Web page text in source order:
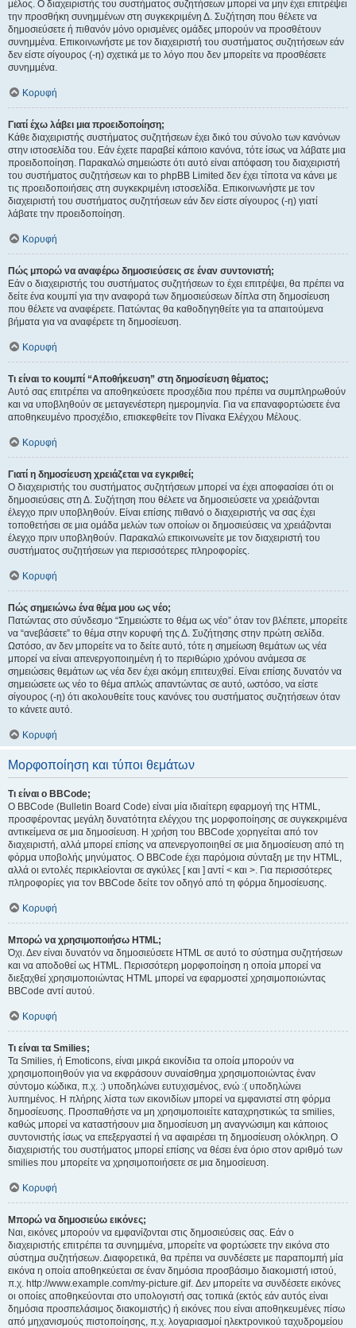
μέλος. Ο διαχειριστής του συστήματος συζητήσεων μπορεί να μην έχει επιτρέψει
την προσθήκη συνημμένων στη συγκεκριμένη Δ. Συζήτηση που θέλετε να
δημοσιεύσετε ή πιθανόν μόνο ορισμένες ομάδες μπορούν να προσθέτουν
συνημμένα. Επικοινωνήστε με τον διαχειριστή του συστήματος συζητήσεων εάν
δεν είστε σίγουρος (-η) σχετικά με το λόγο που δεν μπορείτε να προσθέσετε
συνημμένα.
Κορυφή
Γιατί έχω λάβει μια προειδοποίηση;
Κάθε διαχειριστής συστήματος συζητήσεων έχει δικό του σύνολο των κανόνων
στην ιστοσελίδα του. Εάν έχετε παραβεί κάποιο κανόνα, τότε ίσως να λάβατε μια
προειδοποίηση. Παρακαλώ σημειώστε ότι αυτό είναι απόφαση του διαχειριστή
του συστήματος συζητήσεων και το phpBB Limited δεν έχει τίποτα να κάνει με
τις προειδοποιήσεις στη συγκεκριμένη ιστοσελίδα. Επικοινωνήστε με τον
διαχειριστή του συστήματος συζητήσεων εάν δεν είστε σίγουρος (-η) γιατί
λάβατε την προειδοποίηση.
Κορυφή
Πώς μπορώ να αναφέρω δημοσιεύσεις σε έναν συντονιστή;
Εάν ο διαχειριστής του συστήματος συζητήσεων το έχει επιτρέψει, θα πρέπει να
δείτε ένα κουμπί για την αναφορά των δημοσιεύσεων δίπλα στη δημοσίευση
που θέλετε να αναφέρετε. Πατώντας θα καθοδηγηθείτε για τα απαιτούμενα
βήματα για να αναφέρετε τη δημοσίευση.
Κορυφή
Τι είναι το κουμπί “Αποθήκευση” στη δημοσίευση θέματος;
Αυτό σας επιτρέπει να αποθηκεύσετε προσχέδια που πρέπει να συμπληρωθούν
και να υποβληθούν σε μεταγενέστερη ημερομηνία. Για να επαναφορτώσετε ένα
αποθηκευμένο προσχέδιο, επισκεφθείτε τον Πίνακα Ελέγχου Μέλους.
Κορυφή
Γιατί η δημοσίευση χρειάζεται να εγκριθεί;
Ο διαχειριστής του συστήματος συζητήσεων μπορεί να έχει αποφασίσει ότι οι
δημοσιεύσεις στη Δ. Συζήτηση που θέλετε να δημοσιεύσετε να χρειάζονται
έλεγχο πριν υποβληθούν. Είναι επίσης πιθανό ο διαχειριστής να σας έχει
τοποθετήσει σε μια ομάδα μελών των οποίων οι δημοσιεύσεις να χρειάζονται
έλεγχο πριν υποβληθούν. Παρακαλώ επικοινωνείτε με τον διαχειριστή του
συστήματος συζητήσεων για περισσότερες πληροφορίες.
Κορυφή
Πώς σημειώνω ένα θέμα μου ως νέο;
Πατώντας στο σύνδεσμο “Σημειώστε το θέμα ως νέο” όταν τον βλέπετε, μπορείτε
να “ανεβάσετε” το θέμα στην κορυφή της Δ. Συζήτησης στην πρώτη σελίδα.
Ωστόσο, αν δεν μπορείτε να το δείτε αυτό, τότε η σημείωση θεμάτων ως νέα
μπορεί να είναι απενεργοποιημένη ή το περιθώριο χρόνου ανάμεσα σε
σημειώσεις θεμάτων ως νέα δεν έχει ακόμη επιτευχθεί. Είναι επίσης δυνατόν να
σημειώσετε ως νέο το θέμα απλώς απαντώντας σε αυτό, ωστόσο, να είστε
σίγουρος (-η) ότι ακολουθείτε τους κανόνες του συστήματος συζητήσεων όταν
το κάνετε αυτό.
Κορυφή
Μορφοποίηση και τύποι θεμάτων
Τι είναι ο BBCode;
Ο BBCode (Bulletin Board Code) είναι μία ιδιαίτερη εφαρμογή της HTML,
προσφέροντας μεγάλη δυνατότητα ελέγχου της μορφοποίησης σε συγκεκριμένα
αντικείμενα σε μια δημοσίευση. Η χρήση του BBCode χορηγείται από τον
διαχειριστή, αλλά μπορεί επίσης να απενεργοποιηθεί σε μια δημοσίευση από τη
φόρμα υποβολής μηνύματος. Ο BBCode έχει παρόμοια σύνταξη με την HTML,
αλλά οι εντολές περικλείονται σε αγκύλες [ και ] αντί < και >. Για περισσότερες
πληροφορίες για τον BBCode δείτε τον οδηγό από τη φόρμα δημοσίευσης.
Κορυφή
Μπορώ να χρησιμοποιήσω HTML;
Όχι. Δεν είναι δυνατόν να δημοσιεύσετε HTML σε αυτό το σύστημα συζητήσεων
και να αποδοθεί ως HTML. Περισσότερη μορφοποίηση η οποία μπορεί να
διεξαχθεί χρησιμοποιώντας HTML μπορεί να εφαρμοστεί χρησιμοποιώντας
BBCode αντί αυτού.
Κορυφή
Τι είναι τα Smilies;
Τα Smilies, ή Emoticons, είναι μικρά εικονίδια τα οποία μπορούν να
χρησιμοποιηθούν για να εκφράσουν συναίσθημα χρησιμοποιώντας έναν
σύντομο κώδικα, π.χ. :) υποδηλώνει ευτυχισμένος, ενώ :( υποδηλώνει
λυπημένος. Η πλήρης λίστα των εικονιδίων μπορεί να εμφανιστεί στη φόρμα
δημοσίευσης. Προσπαθήστε να μη χρησιμοποιείτε καταχρηστικώς τα smilies,
καθώς μπορεί να καταστήσουν μια δημοσίευση μη αναγνώσιμη και κάποιος
συντονιστής ίσως να επεξεργαστεί ή να αφαιρέσει τη δημοσίευση ολόκληρη. Ο
διαχειριστής του συστήματος μπορεί επίσης να θέσει ένα όριο στον αριθμό των
smilies που μπορείτε να χρησιμοποιήσετε σε μια δημοσίευση.
Κορυφή
Μπορώ να δημοσιεύω εικόνες;
Ναι, εικόνες μπορούν να εμφανίζονται στις δημοσιεύσεις σας. Εάν ο
διαχειριστής επιτρέπει τα συνημμένα, μπορείτε να φορτώσετε την εικόνα στο
σύστημα συζητήσεων. Διαφορετικά, θα πρέπει να συνδέσετε με παραπομπή μία
εικόνα η οποία αποθηκεύεται σε έναν δημόσια προσβάσιμο διακομιστή ιστού,
π.χ. http://www.example.com/my-picture.gif. Δεν μπορείτε να συνδέσετε εικόνες
οι οποίες αποθηκεύονται στο υπολογιστή σας τοπικά (εκτός εάν αυτός είναι
δημόσια προσπελάσιμος διακομιστής) ή εικόνες που είναι αποθηκευμένες πίσω
από μηχανισμούς πιστοποίησης, π.χ. λογαριασμοί ηλεκτρονικού ταχυδρομείου